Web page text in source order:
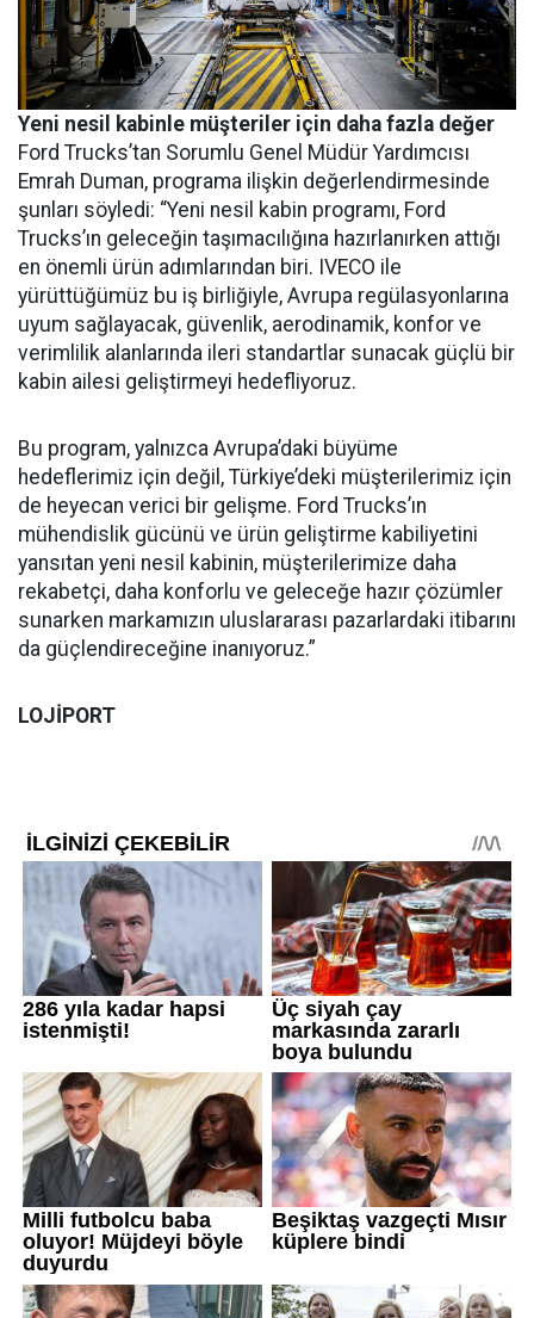
Yeni nesil kabinle müşteriler için daha fazla değer
Ford Trucks’tan Sorumlu Genel Müdür Yardımcısı
Emrah Duman, programa ilişkin değerlendirmesinde
şunları söyledi: “Yeni nesil kabin programı, Ford
Trucks’ın geleceğin taşımacılığına hazırlanırken attığı
en önemli ürün adımlarından biri. IVECO ile
yürüttüğümüz bu iş birliğiyle, Avrupa regülasyonlarına
uyum sağlayacak, güvenlik, aerodinamik, konfor ve
verimlilik alanlarında ileri standartlar sunacak güçlü bir
kabin ailesi geliştirmeyi hedefliyoruz.
Bu program, yalnızca Avrupa’daki büyüme
hedeflerimiz için değil, Türkiye’deki müşterilerimiz için
de heyecan verici bir gelişme. Ford Trucks’ın
mühendislik gücünü ve ürün geliştirme kabiliyetini
yansıtan yeni nesil kabinin, müşterilerimize daha
rekabetçi, daha konforlu ve geleceğe hazır çözümler
sunarken markamızın uluslararası pazarlardaki itibarını
da güçlendireceğine inanıyoruz.”
LOJİPORT